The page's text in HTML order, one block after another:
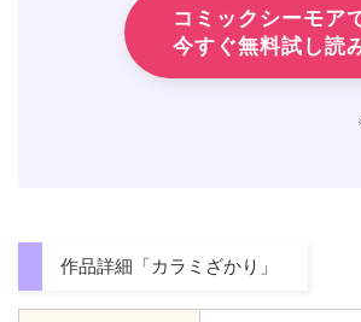
コミックシーモア
今すぐ無料試し読
作品詳細「カラミざかり」